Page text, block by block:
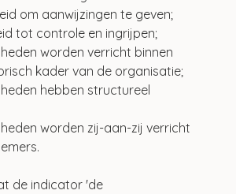
om aanwijzingen te geven;
tot controle en ingrijpen;
worden verricht binnen
kader van de organisatie;
hebben structureel
worden zij-aan-zij verricht
de indicator 'de